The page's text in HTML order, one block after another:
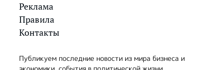
Реклама
Правила
Контакты
Публикуем последние новости из мира бизнеса и